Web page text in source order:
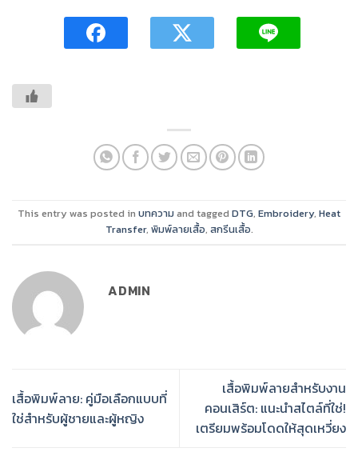
This entry was posted in บทความ and tagged DTG, Embroidery, Heat
Transfer, พิมพ์ลายเสื้อ, สกรีนเสื้อ.
ADMIN
เสื้อพิมพ์ลาย: คู่มือเลือกแบบที่
ใช่สำหรับผู้ชายและผู้หญิง
เสื้อพิมพ์ลายสำหรับงาน
คอนเสิร์ต: แนะนำสไตล์ที่ใช่!
เตรียมพร้อมโดดให้สุดเหวี่ยง